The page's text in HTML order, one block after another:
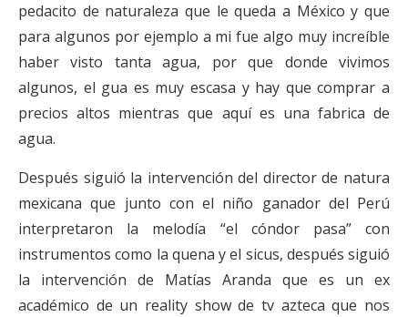
pedacito de naturaleza que le queda a México y que
para algunos por ejemplo a mi fue algo muy increíble
haber visto tanta agua, por que donde vivimos
algunos, el gua es muy escasa y hay que comprar a
precios altos mientras que aquí es una fabrica de
agua.
Después siguió la intervención del director de natura
mexicana que junto con el niño ganador del Perú
interpretaron la melodía “el cóndor pasa” con
instrumentos como la quena y el sicus, después siguió
la intervención de Matías Aranda que es un ex
académico de un reality show de tv azteca que nos